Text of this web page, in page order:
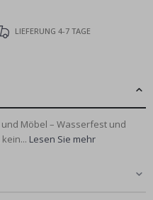
LIEFERUNG 4-7 TAGE
Möbel – Wasserfest und
Lesen Sie mehr